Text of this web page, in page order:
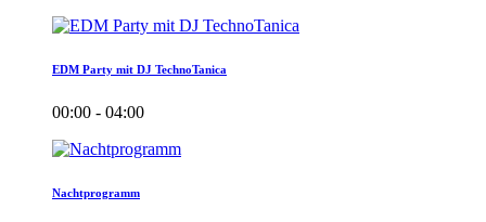
EDM Party mit DJ TechnoTanica
00:00 - 04:00
Nachtprogramm